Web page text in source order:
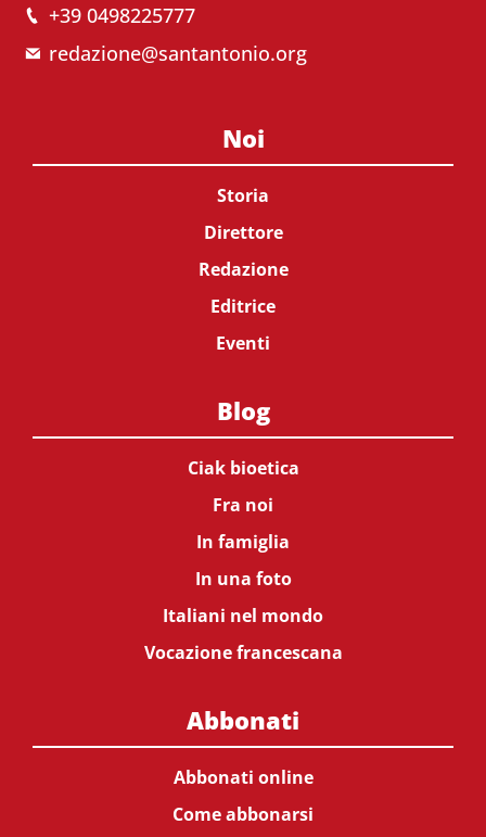
+39 0498225777
redazione@santantonio.org
Noi
Storia
Direttore
Redazione
Editrice
Eventi
Blog
Ciak bioetica
Fra noi
In famiglia
In una foto
Italiani nel mondo
Vocazione francescana
Abbonati
Abbonati online
Come abbonarsi